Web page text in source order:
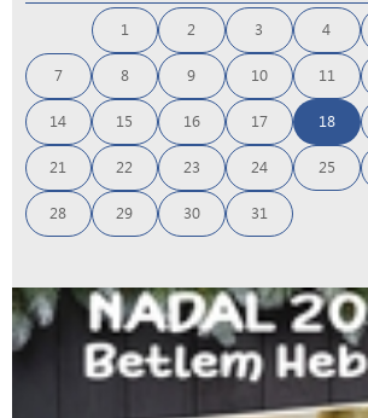
1 2 3 4
7 8 9 10 11
14 15 16 17 18
21 22 23 24 25
28 29 30 31